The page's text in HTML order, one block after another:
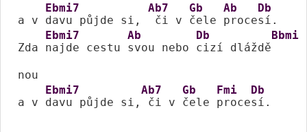
a v
Ebmi7
davu půjde si,
Ab7
či v
Gb
čele
Ab
proce
Db
sí.
Zda
Ebmi7
najde cestu
Ab
svou nebo
Db
cizí dláždě
Bbmi
nou
a v
Ebmi7
davu půjde si,
Ab7
či v
Gb
čele
Fmi
proce
Db
sí.